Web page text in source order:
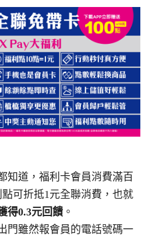
知道，福利卡會員消費滿百
可折抵1元全聯消費，也就
得0.3元回饋 。
門雖然報會員的電話號碼一